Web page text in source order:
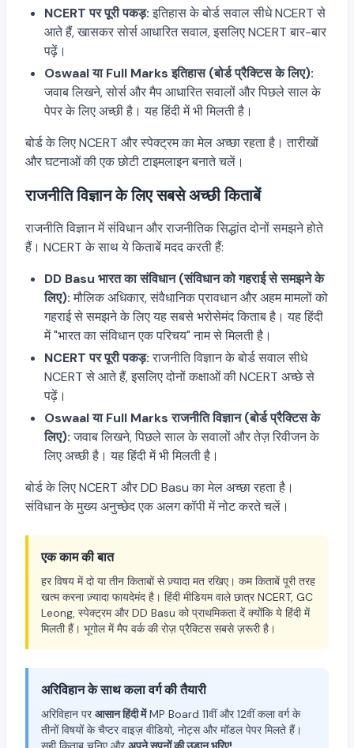
NCERT पर पूरी पकड़:इतिहास के बोर्ड सवाल सीधे NCERT से
आते हैं, खासकर सोर्स आधारित सवाल, इसलिए NCERT बार-बार
पढ़ें।
Oswaal या Full Marks इतिहास (बोर्ड प्रैक्टिस के लिए):
जवाब लिखने, सोर्स और मैप आधारित सवालों और पिछले साल के
पेपर के लिए अच्छी है। यह हिंदी में भी मिलती है।
बोर्ड के लिए NCERT और स्पेक्ट्रम का मेल अच्छा रहता है। तारीखों
और घटनाओं की एक छोटी टाइमलाइन बनाते चलें।
राजनीति विज्ञान के लिए सबसे अच्छी किताबें
राजनीति विज्ञान में संविधान और राजनीतिक सिद्धांत दोनों समझने होते
हैं। NCERT के साथ ये किताबें मदद करती हैं:
DD Basu भारत का संविधान (संविधान को गहराई से समझने के
लिए):मौलिक अधिकार, संवैधानिक प्रावधान और अहम मामलों को
गहराई से समझने के लिए यह सबसे भरोसेमंद किताब है। यह हिंदी
में "भारत का संविधान एक परिचय" नाम से मिलती है।
NCERT पर पूरी पकड़:राजनीति विज्ञान के बोर्ड सवाल सीधे
NCERT से आते हैं, इसलिए दोनों कक्षाओं की NCERT अच्छे से
पढ़ें।
Oswaal या Full Marks राजनीति विज्ञान (बोर्ड प्रैक्टिस के
लिए):जवाब लिखने, पिछले साल के सवालों और तेज़ रिवीजन के
लिए अच्छी है। यह हिंदी में भी मिलती है।
बोर्ड के लिए NCERT और DD Basu का मेल अच्छा रहता है।
संविधान के मुख्य अनुच्छेद एक अलग कॉपी में नोट करते चलें।
एक काम की बात
हर विषय में दो या तीन किताबों से ज़्यादा मत रखिए। कम किताबें पूरी तरह
खत्म करना ज़्यादा फायदेमंद है। हिंदी मीडियम वाले छात्र NCERT, GC
Leong, स्पेक्ट्रम और DD Basu को प्राथमिकता दें क्योंकि ये हिंदी में
मिलती हैं। भूगोल में मैप वर्क की रोज़ प्रैक्टिस सबसे ज़रूरी है।
अरिविहान के साथ कला वर्ग की तैयारी
अरिविहान परआसान हिंदी मेंMP Board 11वीं और 12वीं कला वर्ग के
तीनों विषयों के चैप्टर वाइज़ वीडियो, नोट्स और मॉडल पेपर मिलते हैं।